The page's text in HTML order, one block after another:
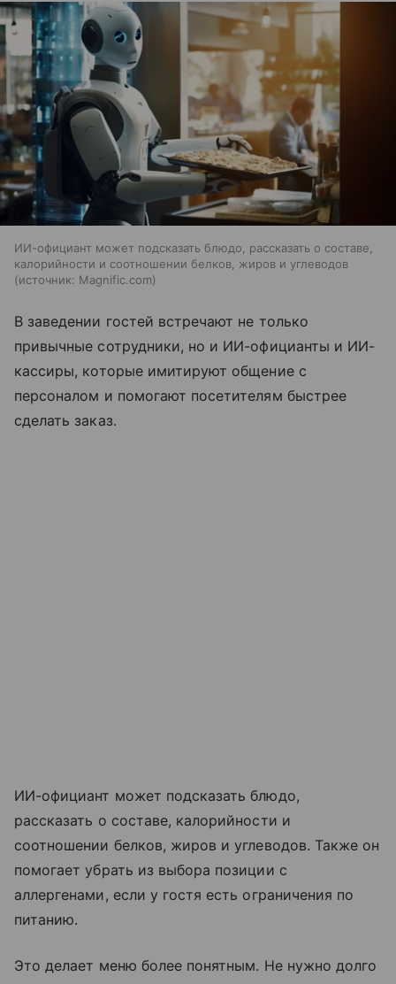
ИИ-официант может подсказать блюдо, рассказать о составе,
калорийности и соотношении белков, жиров и углеводов
источник: Magnific.com
В заведении гостей встречают не только
привычные сотрудники, но и ИИ-официанты и ИИ-
кассиры, которые имитируют общение с
персоналом и помогают посетителям быстрее
сделать заказ.
ИИ-официант может подсказать блюдо,
рассказать о составе, калорийности и
соотношении белков, жиров и углеводов. Также он
помогает убрать из выбора позиции с
аллергенами, если у гостя есть ограничения по
питанию.
Это делает меню более понятным. Не нужно долго